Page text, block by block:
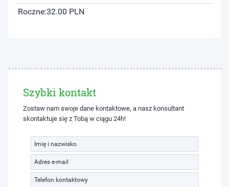
Roczne:32.00 PLN
Szybki kontakt
Zostaw nam swoje dane kontaktowe, a nasz konsultant
skontaktuje się z Tobą w ciągu 24h!